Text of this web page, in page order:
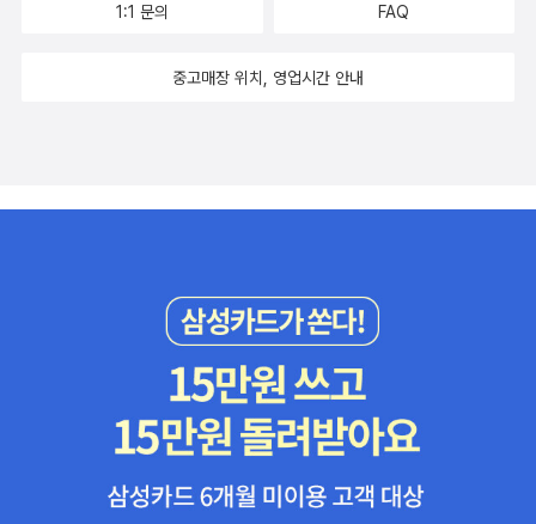
1:1 문의 FAQ
중고매장 위치, 영업시간 안내